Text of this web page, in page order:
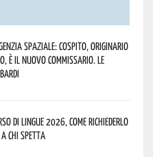
Spaziale: Cospito, originario
è il nuovo commissario. Le
di lingue 2026, come richiederlo
a chi spetta